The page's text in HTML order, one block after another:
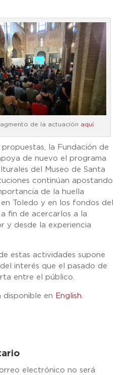
de la actuación aquí
la Fundación de
de nuevo el programa
del Museo de Santa
continúan apostando
de la huella
Toledo y en los fondos del
fin de acercarlos a la
y desde la experiencia
estas actividades supone
interés que el pasado de
entre el público.
disponible en English
electrónico no será